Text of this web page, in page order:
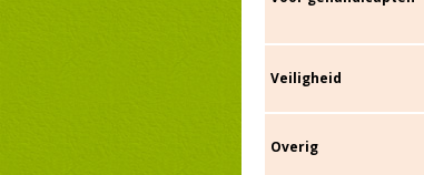
Veiligheid
Overig